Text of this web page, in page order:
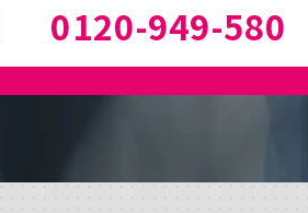
0120-949-580